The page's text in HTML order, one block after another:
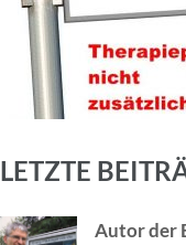
LETZTE
Autor der